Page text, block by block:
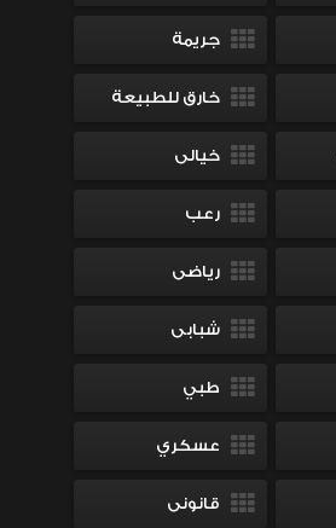
جريمة
خارق للطبيعة
خيالى
رعب
رياضى
شبابى
طبي
عسكري
قانونى